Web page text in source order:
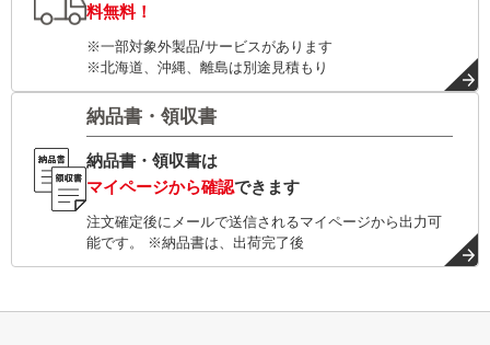
料無料！
※一部対象外製品/サービスがあります
※北海道、沖縄、離島は別途見積もり
納品書・領収書
納品書・領収書は
マイページから確認できます
注文確定後にメールで送信されるマイページから出力可
能です。 ※納品書は、出荷完了後